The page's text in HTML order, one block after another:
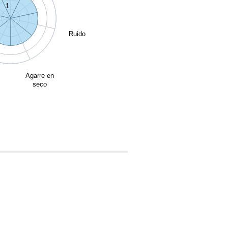
Ruido
Agarre en
seco
1